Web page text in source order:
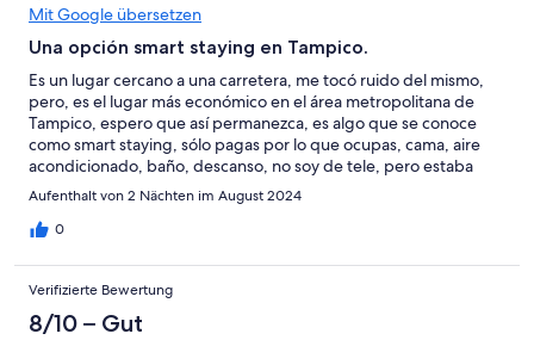
Mit Google übersetzen
Una opción smart staying en Tampico.
Es un lugar cercano a una carretera, me tocó ruido del mismo,
pero, es el lugar más económico en el área metropolitana de
Tampico, espero que así permanezca, es algo que se conoce
como smart staying, sólo pagas por lo que ocupas, cama, aire
acondicionado, baño, descanso, no soy de tele, pero estaba
disponible.
Aufenthalt von 2 Nächten im August 2024
0
Verifizierte Bewertung
8/10 – Gut